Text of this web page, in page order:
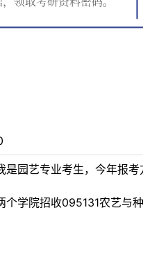
是园艺专业考生，今年报
个学院招收095131农艺与